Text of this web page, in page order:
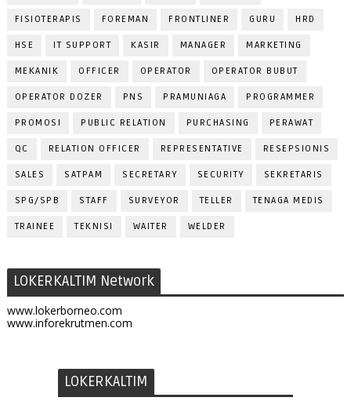
FISIOTERAPIS FOREMAN FRONTLINER GURU HRD
HSE IT SUPPORT KASIR MANAGER MARKETING
MEKANIK OFFICER OPERATOR OPERATOR BUBUT
OPERATOR DOZER PNS PRAMUNIAGA PROGRAMMER
PROMOSI PUBLIC RELATION PURCHASING PERAWAT
QC RELATION OFFICER REPRESENTATIVE RESEPSIONIS
SALES SATPAM SECRETARY SECURITY SEKRETARIS
SPG/SPB STAFF SURVEYOR TELLER TENAGA MEDIS
TRAINEE TEKNISI WAITER WELDER
LOKERKALTIM Network
www.lokerborneo.com
www.inforekrutmen.com
LOKERKALTIM